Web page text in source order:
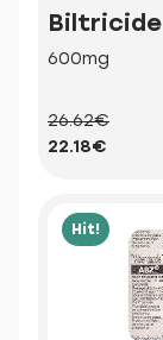
Biltricide
600mg
26.62€
22.18€
Hit!